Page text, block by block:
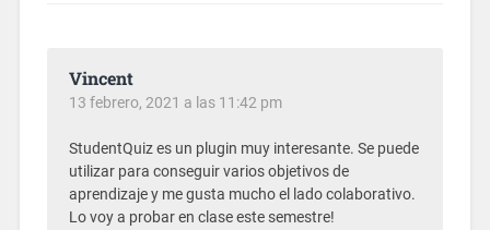
Vincent
13 febrero, 2021 a las 11:42 pm
StudentQuiz es un plugin muy interesante. Se puede
utilizar para conseguir varios objetivos de
aprendizaje y me gusta mucho el lado colaborativo.
Lo voy a probar en clase este semestre!